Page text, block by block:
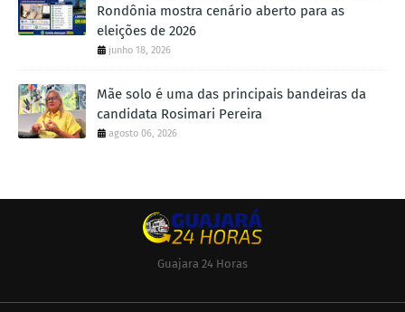
Rondônia mostra cenário aberto para as
eleições de 2026
junho 18, 2026
Mãe solo é uma das principais bandeiras da
candidata Rosimari Pereira
agosto 06, 2026
Guajara 24 Horas